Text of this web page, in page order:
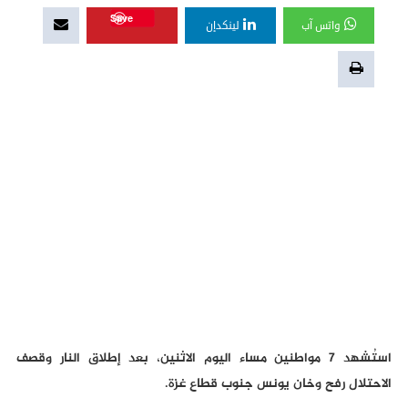
واتس آب لينكدإن
Save
استُشهد 7 مواطنين مساء اليوم الاثنين، بعد إطلاق النار وقصف
الاحتلال رفح وخان يونس جنوب قطاع غزة.